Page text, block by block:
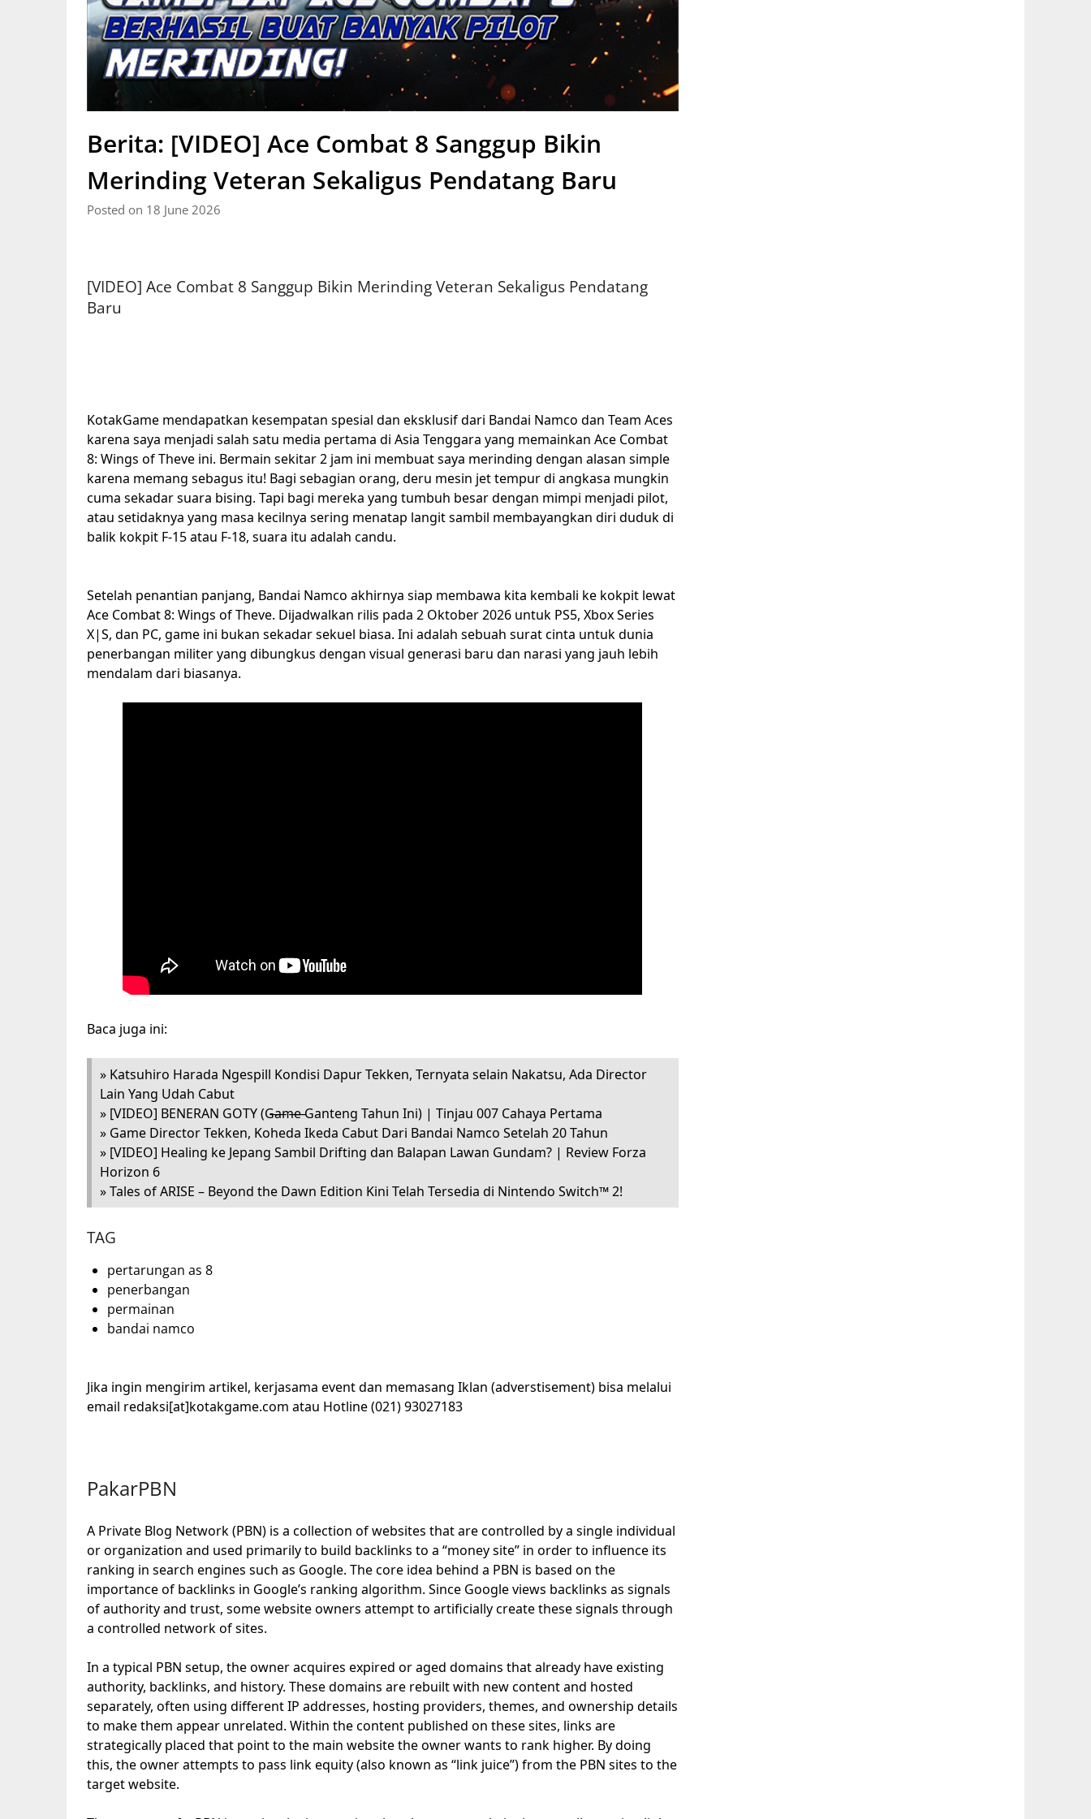
Berita: [VIDEO] Ace Combat 8 Sanggup Bikin
Merinding Veteran Sekaligus Pendatang Baru
Posted on 18 June 2026
[VIDEO] Ace Combat 8 Sanggup Bikin Merinding Veteran Sekaligus Pendatang
Baru
KotakGame mendapatkan kesempatan spesial dan eksklusif dari Bandai Namco dan Team Aces
karena saya menjadi salah satu media pertama di Asia Tenggara yang memainkan Ace Combat
8: Wings of Theve ini. Bermain sekitar 2 jam ini membuat saya merinding dengan alasan simple
karena memang sebagus itu! Bagi sebagian orang, deru mesin jet tempur di angkasa mungkin
cuma sekadar suara bising. Tapi bagi mereka yang tumbuh besar dengan mimpi menjadi pilot,
atau setidaknya yang masa kecilnya sering menatap langit sambil membayangkan diri duduk di
balik kokpit F-15 atau F-18, suara itu adalah candu.
Setelah penantian panjang, Bandai Namco akhirnya siap membawa kita kembali ke kokpit lewat
Ace Combat 8: Wings of Theve. Dijadwalkan rilis pada 2 Oktober 2026 untuk PS5, Xbox Series
X|S, dan PC, game ini bukan sekadar sekuel biasa. Ini adalah sebuah surat cinta untuk dunia
penerbangan militer yang dibungkus dengan visual generasi baru dan narasi yang jauh lebih
mendalam dari biasanya.
Baca juga ini:
» Katsuhiro Harada Ngespill Kondisi Dapur Tekken, Ternyata selain Nakatsu, Ada Director
Lain Yang Udah Cabut
» [VIDEO] BENERAN GOTY (G̶a̶m̶e̶ Ganteng Tahun Ini) | Tinjau 007 Cahaya Pertama
» Game Director Tekken, Koheda Ikeda Cabut Dari Bandai Namco Setelah 20 Tahun
» [VIDEO] Healing ke Jepang Sambil Drifting dan Balapan Lawan Gundam? | Review Forza
Horizon 6
» Tales of ARISE – Beyond the Dawn Edition Kini Telah Tersedia di Nintendo Switch™ 2!
TAG
pertarungan as 8
penerbangan
permainan
bandai namco
Jika ingin mengirim artikel, kerjasama event dan memasang Iklan (adverstisement) bisa melalui
email redaksi[at]kotakgame.com atau Hotline (021) 93027183
PakarPBN
A Private Blog Network (PBN) is a collection of websites that are controlled by a single individual
or organization and used primarily to build backlinks to a “money site” in order to influence its
ranking in search engines such as Google. The core idea behind a PBN is based on the
importance of backlinks in Google’s ranking algorithm. Since Google views backlinks as signals
of authority and trust, some website owners attempt to artificially create these signals through
a controlled network of sites.
In a typical PBN setup, the owner acquires expired or aged domains that already have existing
authority, backlinks, and history. These domains are rebuilt with new content and hosted
separately, often using different IP addresses, hosting providers, themes, and ownership details
to make them appear unrelated. Within the content published on these sites, links are
strategically placed that point to the main website the owner wants to rank higher. By doing
this, the owner attempts to pass link equity (also known as “link juice”) from the PBN sites to the
target website.